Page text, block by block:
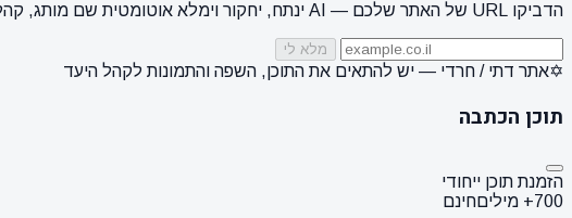
הדביקו URL של האתר שלכם — AI ינתח, יחקור וימלא אוטומטית שם מותג, קהל יעד, סגנון + 3 הצעות נושאים
מלא לי
✡️אתר דתי / חרדי — יש להתאים את התוכן, השפה והתמונות לקהל היעד
תוכן הכתבה
הזמנת תוכן ייחודי
700+ מילים
חינם